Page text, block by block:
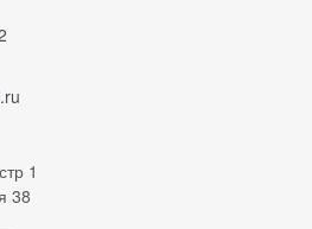
1
38